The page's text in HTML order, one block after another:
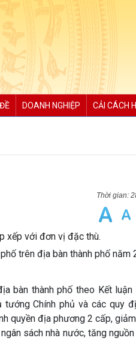
DOANH NGHIỆP CẢI CÁCH
xếp với đơn vị đặc thù.
trên địa bàn thành phố năm
bàn thành phố theo Kết
Chính phủ và các quy
quyền địa phương 2 cấp,
sách nhà nước, tăng